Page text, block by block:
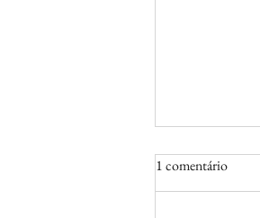
1 comentário